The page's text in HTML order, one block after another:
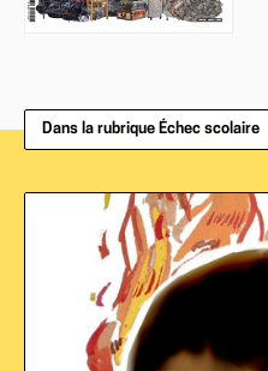
Dans la rubrique Échec scolaire